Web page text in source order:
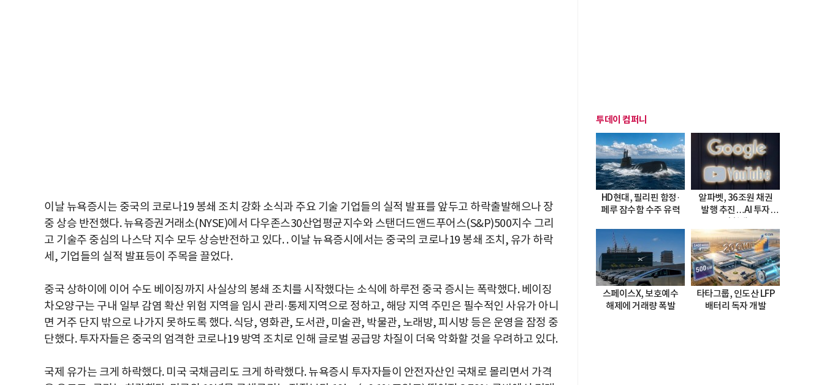
이날 뉴욕증시는 중국의 코로나19 봉쇄 조치 강화 소식과 주요 기술 기업들의 실적 발표를 앞두고 하락출발해으나 장
중 상승 반전했다. 뉴욕증권거래소(NYSE)에서 다우존스30산업평균지수와 스탠더드앤드푸어스(S&P)500지수 그리
고 기술주 중심의 나스닥 지수 모두 상승반전하고 있다. . 이날 뉴욕증시에서는 중국의 코로나19 봉쇄 조치, 유가 하락
세, 기업들의 실적 발표등이 주목을 끌었다.
중국 상하이에 이어 수도 베이징까지 사실상의 봉쇄 조치를 시작했다는 소식에 하루전 중국 증시는 폭락했다. 베이징
차오양구는 구내 일부 감염 확산 위험 지역을 임시 관리·통제지역으로 정하고, 해당 지역 주민은 필수적인 사유가 아니
면 거주 단지 밖으로 나가지 못하도록 했다. 식당, 영화관, 도서관, 미술관, 박물관, 노래방, 피시방 등은 운영을 잠정 중
단했다. 투자자들은 중국의 엄격한 코로나19 방역 조치로 인해 글로벌 공급망 차질이 더욱 악화할 것을 우려하고 있다.
국제 유가는 크게 하락했다. 미국 국채금리도 크게 하락했다. 뉴욕증시 투자자들이 안전자산인 국채로 몰리면서 가격
투데이 컴퍼니
HD현대, 필리핀 함정·
페루 잠수함 수주 유력
알파벳, 36조원 채권
발행 추진…AI 투자
스페이스X, 보호예수
해제에 거래량 폭발
타타그룹, 인도산 LFP
배터리 독자 개발